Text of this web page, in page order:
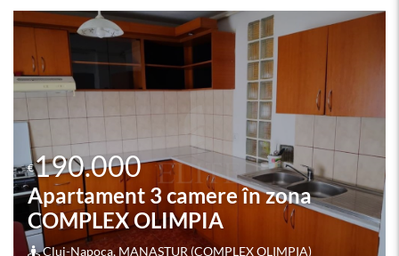
€190.000
Apartament 3 camere în zona
DAMBU ROTUND
Cluj-Napoca, Dambul Rotund (DAMBU ROTUND)